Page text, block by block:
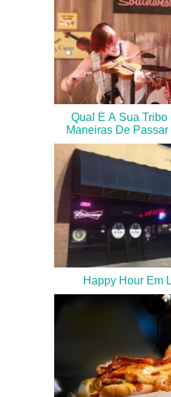
Qual É A Sua
Maneiras De
Charles
Happy Hour Em